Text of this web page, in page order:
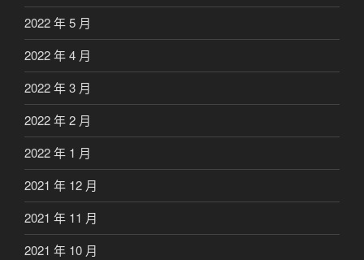
2022 年 5 月
2022 年 4 月
2022 年 3 月
2022 年 2 月
2022 年 1 月
2021 年 12 月
2021 年 11 月
2021 年 10 月